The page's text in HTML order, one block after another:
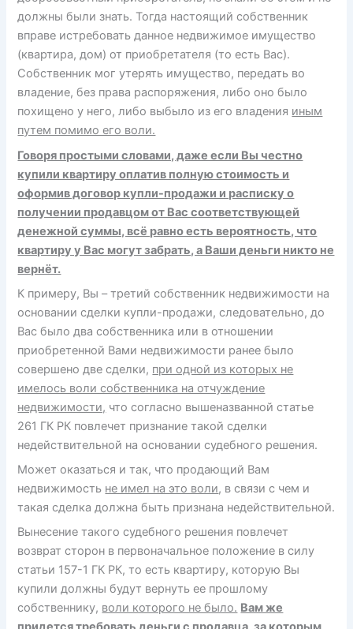
должны были знать. Тогда настоящий собственник
вправе истребовать данное недвижимое имущество
(квартира, дом) от приобретателя (то есть Вас).
Собственник мог утерять имущество, передать во
владение, без права распоряжения, либо оно было
похищено у него, либо выбыло из его владения иным
путем помимо его воли.
Говоря простыми словами, даже если Вы честно
купили квартиру оплатив полную стоимость и
оформив договор купли-продажи и расписку о
получении продавцом от Вас соответствующей
денежной суммы, всё равно есть вероятность, что
квартиру у Вас могут забрать, а Ваши деньги никто не
вернёт.
К примеру, Вы – третий собственник недвижимости на
основании сделки купли-продажи, следовательно, до
Вас было два собственника или в отношении
приобретенной Вами недвижимости ранее было
совершено две сделки, при одной из которых не
имелось воли собственника на отчуждение
недвижимости, что согласно вышеназванной статье
261 ГК РК повлечет признание такой сделки
недействительной на основании судебного решения.
Может оказаться и так, что продающий Вам
недвижимость не имел на это воли, в связи с чем и
такая сделка должна быть признана недействительной.
Вынесение такого судебного решения повлечет
возврат сторон в первоначальное положение в силу
статьи 157-1 ГК РК, то есть квартиру, которую Вы
купили должны будут вернуть ее прошлому
собственнику, воли которого не было. Вам же